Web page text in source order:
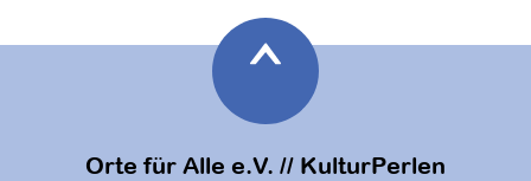
Orte für Alle e.V. // KulturPerlen